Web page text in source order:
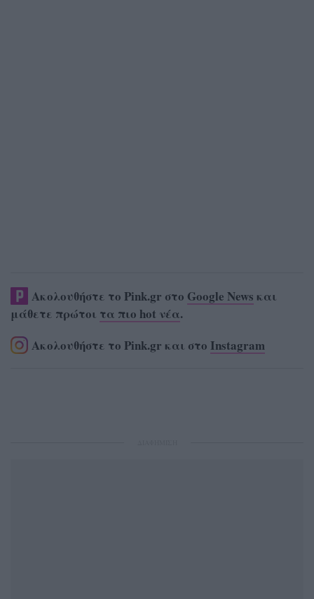
Ακολουθήστε το Pink.gr στο Google News και
μάθετε πρώτοι τα πιο hot νέα.
Ακολουθήστε το Pink.gr και στο Instagram